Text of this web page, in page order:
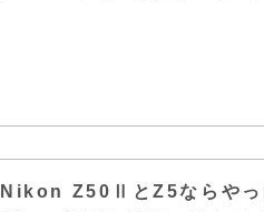
Nikon Z50ⅡとZ5ならやっ